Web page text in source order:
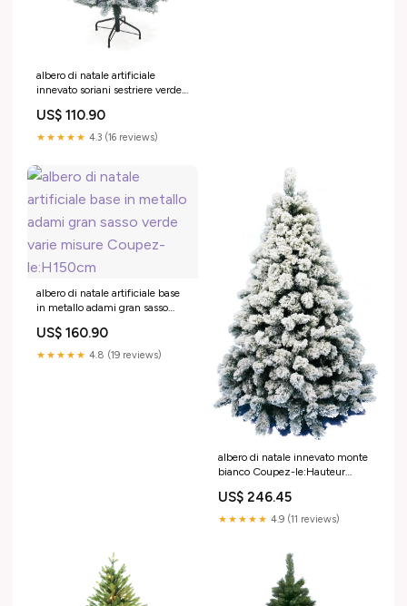
albero di natale artificiale
innevato soriani sestriere verde
US$ 110.90
★★★★★ 4.3 (16 reviews)
albero di natale artificiale base
in metallo adami gran sasso
le:H150cm
US$ 160.90
★★★★★ 4.8 (19 reviews)
albero di natale innevato monte
bianco Coupez-le:Hauteur
US$ 246.45
★★★★★ 4.9 (11 reviews)